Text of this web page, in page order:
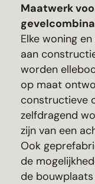
Maatwerk
Elke woning
aan
worden
op maat
constructieve
zelfdragend
zijn van een
Ook
de
de